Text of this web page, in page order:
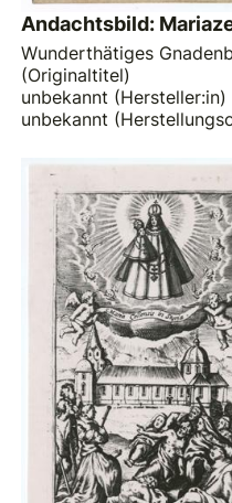
Andachtsbild:
Wunderthätiges
(Originaltitel)
unbekannt (Hersteller:in)
unbekannt